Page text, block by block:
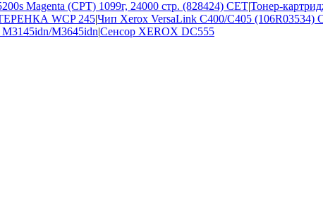
Magenta (CPT) 1099г, 24000 стр. (828424) CET|Тонер-
WCP 245|Чип Xerox VersaLink C400/C405 (106R03534)
M3645idn|Сенсор XEROX DC555